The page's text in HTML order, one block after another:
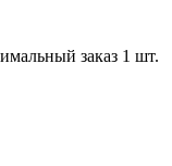
заказ 1 шт.